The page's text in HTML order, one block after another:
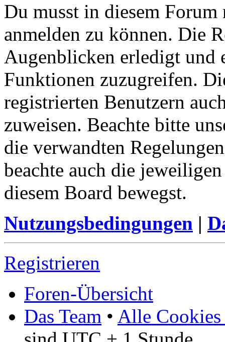
Du musst in diesem
anmelden zu können. Die
Augenblicken erledigt und
Funktionen zuzugreifen.
registrierten Benutzern
zuweisen. Beachte bitte
die verwandten
beachte auch die
diesem Board bewegst.
Nutzungsbedingungen |
Registrieren
Foren-Übersicht
Das Team • Alle Cookies